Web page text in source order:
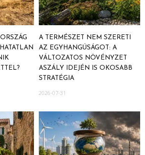
A TERMÉSZET NEM SZERETI
AZ EGYHANGÚSÁGOT: A
VÁLTOZATOS NÖVÉNYZET
ASZÁLY IDEJÉN IS OKOSABB
STRATÉGIA
2026-07-31